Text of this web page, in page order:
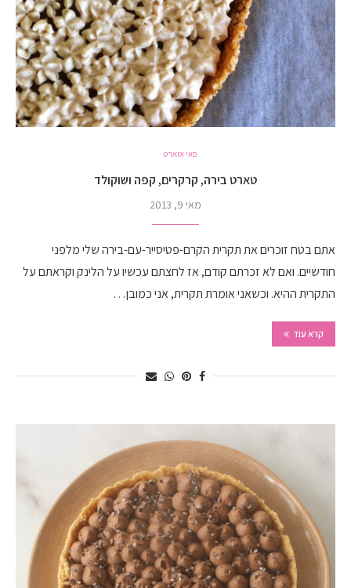
פאי וטארט
טארט בירה, קרקרים, קפה ושוקולד
מאי 9, 2013
אתם בטח זוכרים את תקרית הקרם-פטיסייר-עם-בירה שלי מלפני
חודשיים. ואם לא זכרתם קודם, אז לחצתם עכשיו על הלינק וקראתם על
התקרית ההיא. וכשאני אומרת תקרית, אני כמובן…
קרא עוד